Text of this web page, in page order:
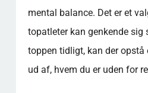
mental balance. Det er et
topatleter kan genkende sig
toppen tidligt, kan der
ud af, hvem du er uden for